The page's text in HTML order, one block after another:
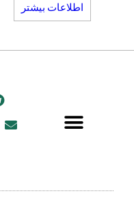
اطلاعات بیشتر